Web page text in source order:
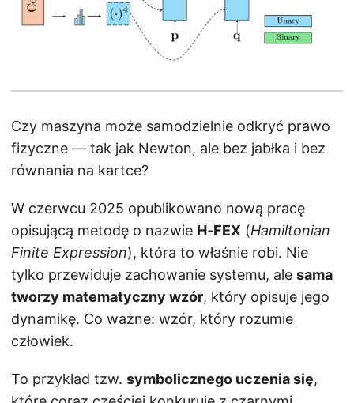
Czy maszyna może samodzielnie odkryć prawo
fizyczne — tak jak Newton, ale bez jabłka i bez
równania na kartce?
W czerwcu 2025 opublikowano nową pracę
opisującą metodę o nazwie H‑FEX (Hamiltonian
Finite Expression), która to właśnie robi. Nie
tylko przewiduje zachowanie systemu, ale sama
tworzy matematyczny wzór, który opisuje jego
dynamikę. Co ważne: wzór, który rozumie
człowiek.
To przykład tzw. symbolicznego uczenia się,